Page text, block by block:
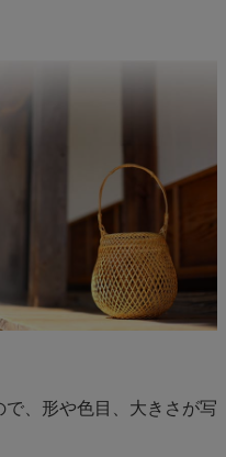
、形や色目、大きさが写